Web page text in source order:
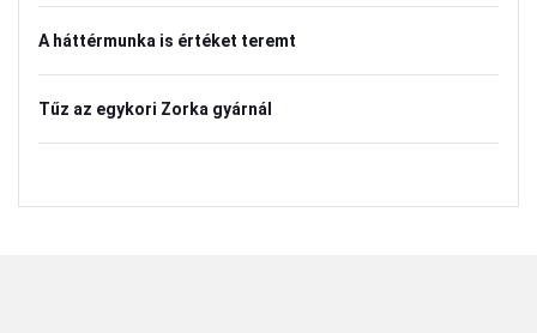
A háttérmunka is értéket teremt
Tűz az egykori Zorka gyárnál